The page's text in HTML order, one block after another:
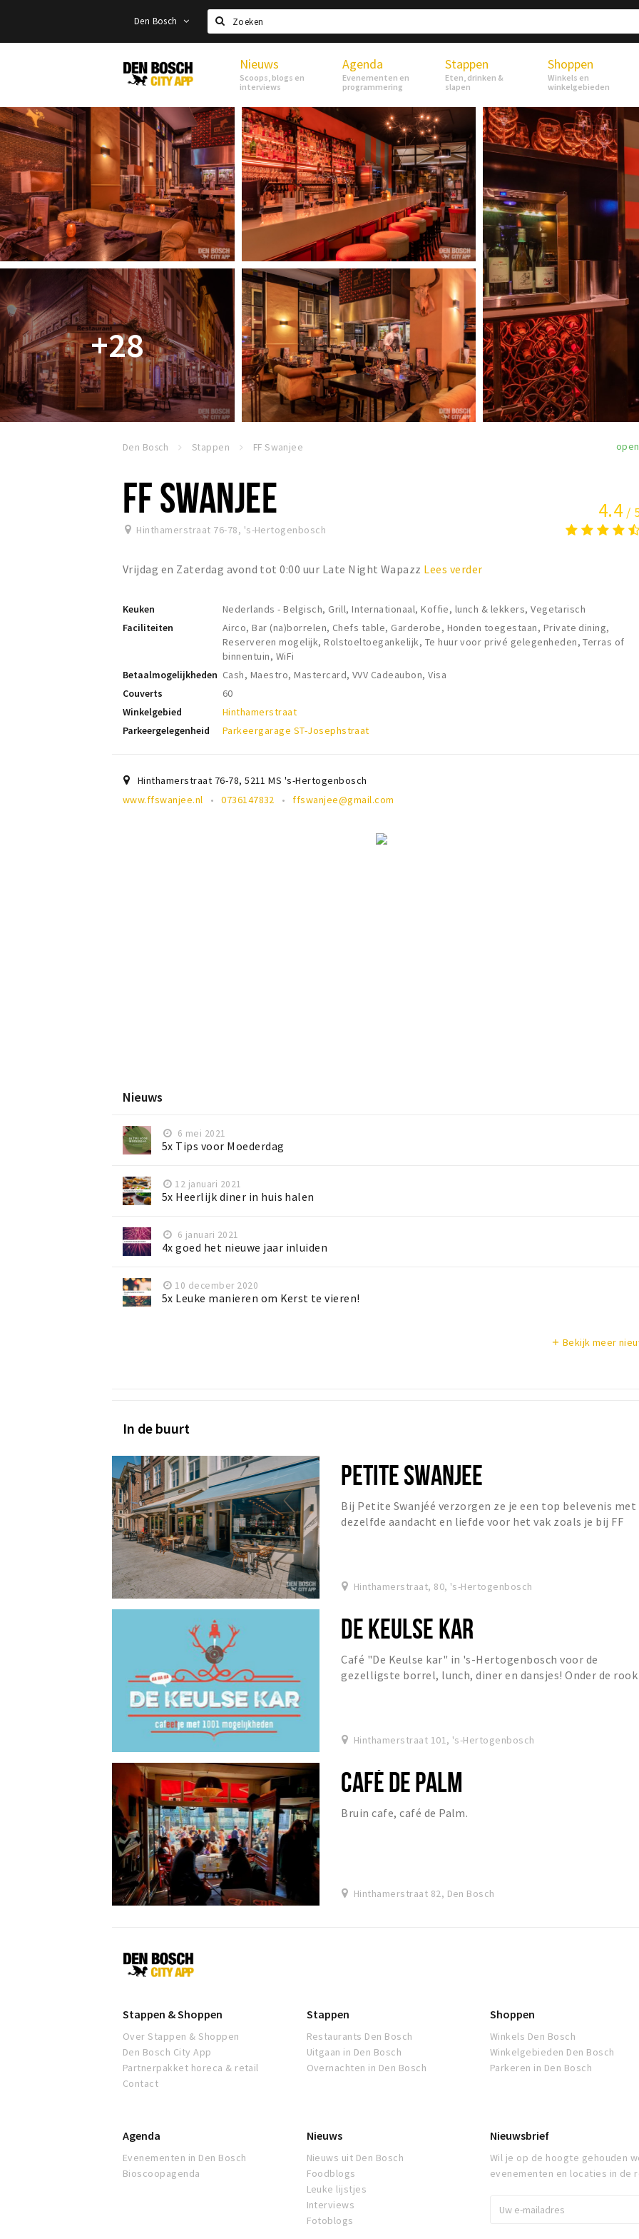
Den Bosch
Zoeken
Den
Bosch
Nieuws
Scoops, blogs en
interviews
Agenda
Evenementen en
programmering
Stappen
Eten, drinken &
slapen
Shoppen
Winkels en
winkelgebieden
+28
Den Bosch Stappen FF Swanjee open
FF SWANJEE
Hinthamerstraat 76-78, 's-Hertogenbosch
4.4 /
Vrijdag en Zaterdag avond tot 0:00 uur Late Night Wapazz Lees verder
Keuken
Nederlands - Belgisch, Grill, Internationaal, Koffie, lunch & lekkers, Vegetarisch
Faciliteiten
Airco, Bar (na)borrelen, Chefs table, Garderobe, Honden toegestaan, Private dining,
Reserveren mogelijk, Rolstoeltoegankelijk, Te huur voor privé gelegenheden, Terras of
binnentuin, WiFi
Betaalmogelijkheden Cash, Maestro, Mastercard, VVV Cadeaubon, Visa
Couverts
60
Winkelgebied
Hinthamerstraat
Parkeergelegenheid
Parkeergarage ST-Josephstraat
Hinthamerstraat 76-78,5211 MS 's-Hertogenbosch
www.ffswanjee.nl
0736147832 ffswanjee@gmail.com
Nieuws
6 mei 2021
5x Tips voor Moederdag
12 januari 2021
5x Heerlijk diner in huis halen
6 januari 2021
4x goed het nieuwe jaar inluiden
10 december 2020
5x Leuke manieren om Kerst te vieren!
add Bekijk meer
In de buurt
PETITE SWANJEE
Bij Petite Swanjéé verzorgen ze je een top belevenis met
dezelfde aandacht en liefde voor het vak zoals je bij FF
Hinthamerstraat, 80, 's-Hertogenbosch
DE KEULSE KAR
Café "De Keulse kar" in 's-Hertogenbosch voor de
gezelligste borrel, lunch, diner en dansjes! Onder de rook
Hinthamerstraat 101, 's-Hertogenbosch
CAFÉ DE PALM
Bruin cafe, café de Palm.
Hinthamerstraat 82, Den Bosch
Den
Bosch
Stappen & Shoppen
Over Stappen & Shoppen
Den Bosch City App
Partnerpakket horeca & retail
Contact
Stappen
Restaurants Den Bosch
Uitgaan in Den Bosch
Overnachten in Den Bosch
Shoppen
Winkels Den Bosch
Winkelgebieden Den Bosch
Parkeren in Den Bosch
Agenda
Evenementen in Den Bosch
Bioscoopagenda
Nieuws
Nieuws uit Den Bosch
Foodblogs
Leuke lijstjes
Interviews
Fotoblogs
Nieuwsbrief
Wil je op de hoogte gehouden
evenementen en locaties in de